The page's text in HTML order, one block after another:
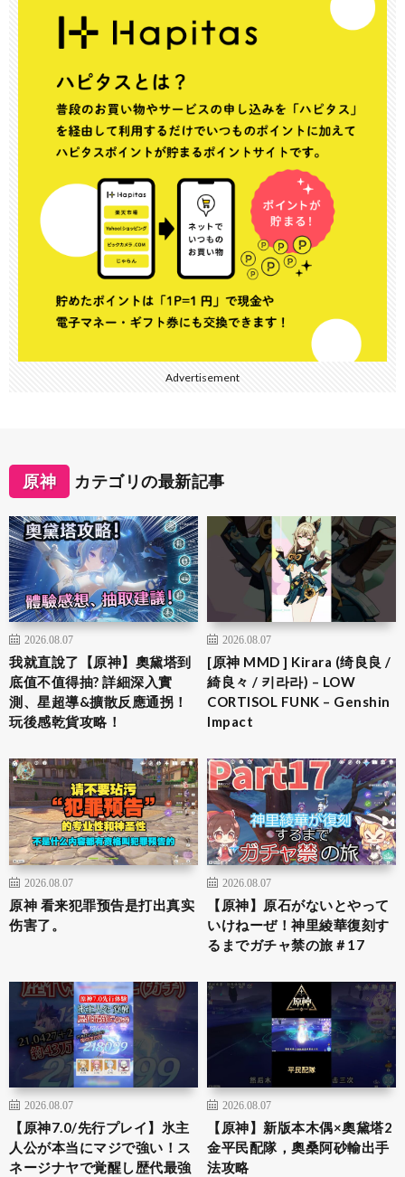
Advertisement
原神 カテゴリの最新記事
2026.08.07
我就直說了【原神】奧黛塔到
底值不值得抽? 詳細深入實
測、星超導&擴散反應通拐！
玩後感乾貨攻略！
2026.08.07
[原神 MMD ] Kirara (绮良良 /
綺良々 / 키라라) – LOW
CORTISOL FUNK – Genshin
Impact
2026.08.07
原神 看来犯罪预告是打出真实
伤害了。
2026.08.07
【原神】原石がないとやって
いけねーぜ！神里綾華復刻す
るまでガチャ禁の旅＃17
2026.08.07
【原神7.0/先行プレイ】氷主
人公が本当にマジで強い！ス
ネージナヤで覚醒し歴代最強
2026.08.07
【原神】新版本木偶×奧黛塔2
金平民配隊，奧桑阿砂輸出手
法攻略